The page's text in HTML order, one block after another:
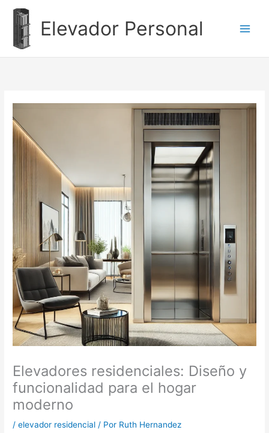
contenido
Elevador Personal
Elevadores residenciales: Diseño y
funcionalidad para el hogar
moderno
/elevador residencial / Por Ruth Hernandez